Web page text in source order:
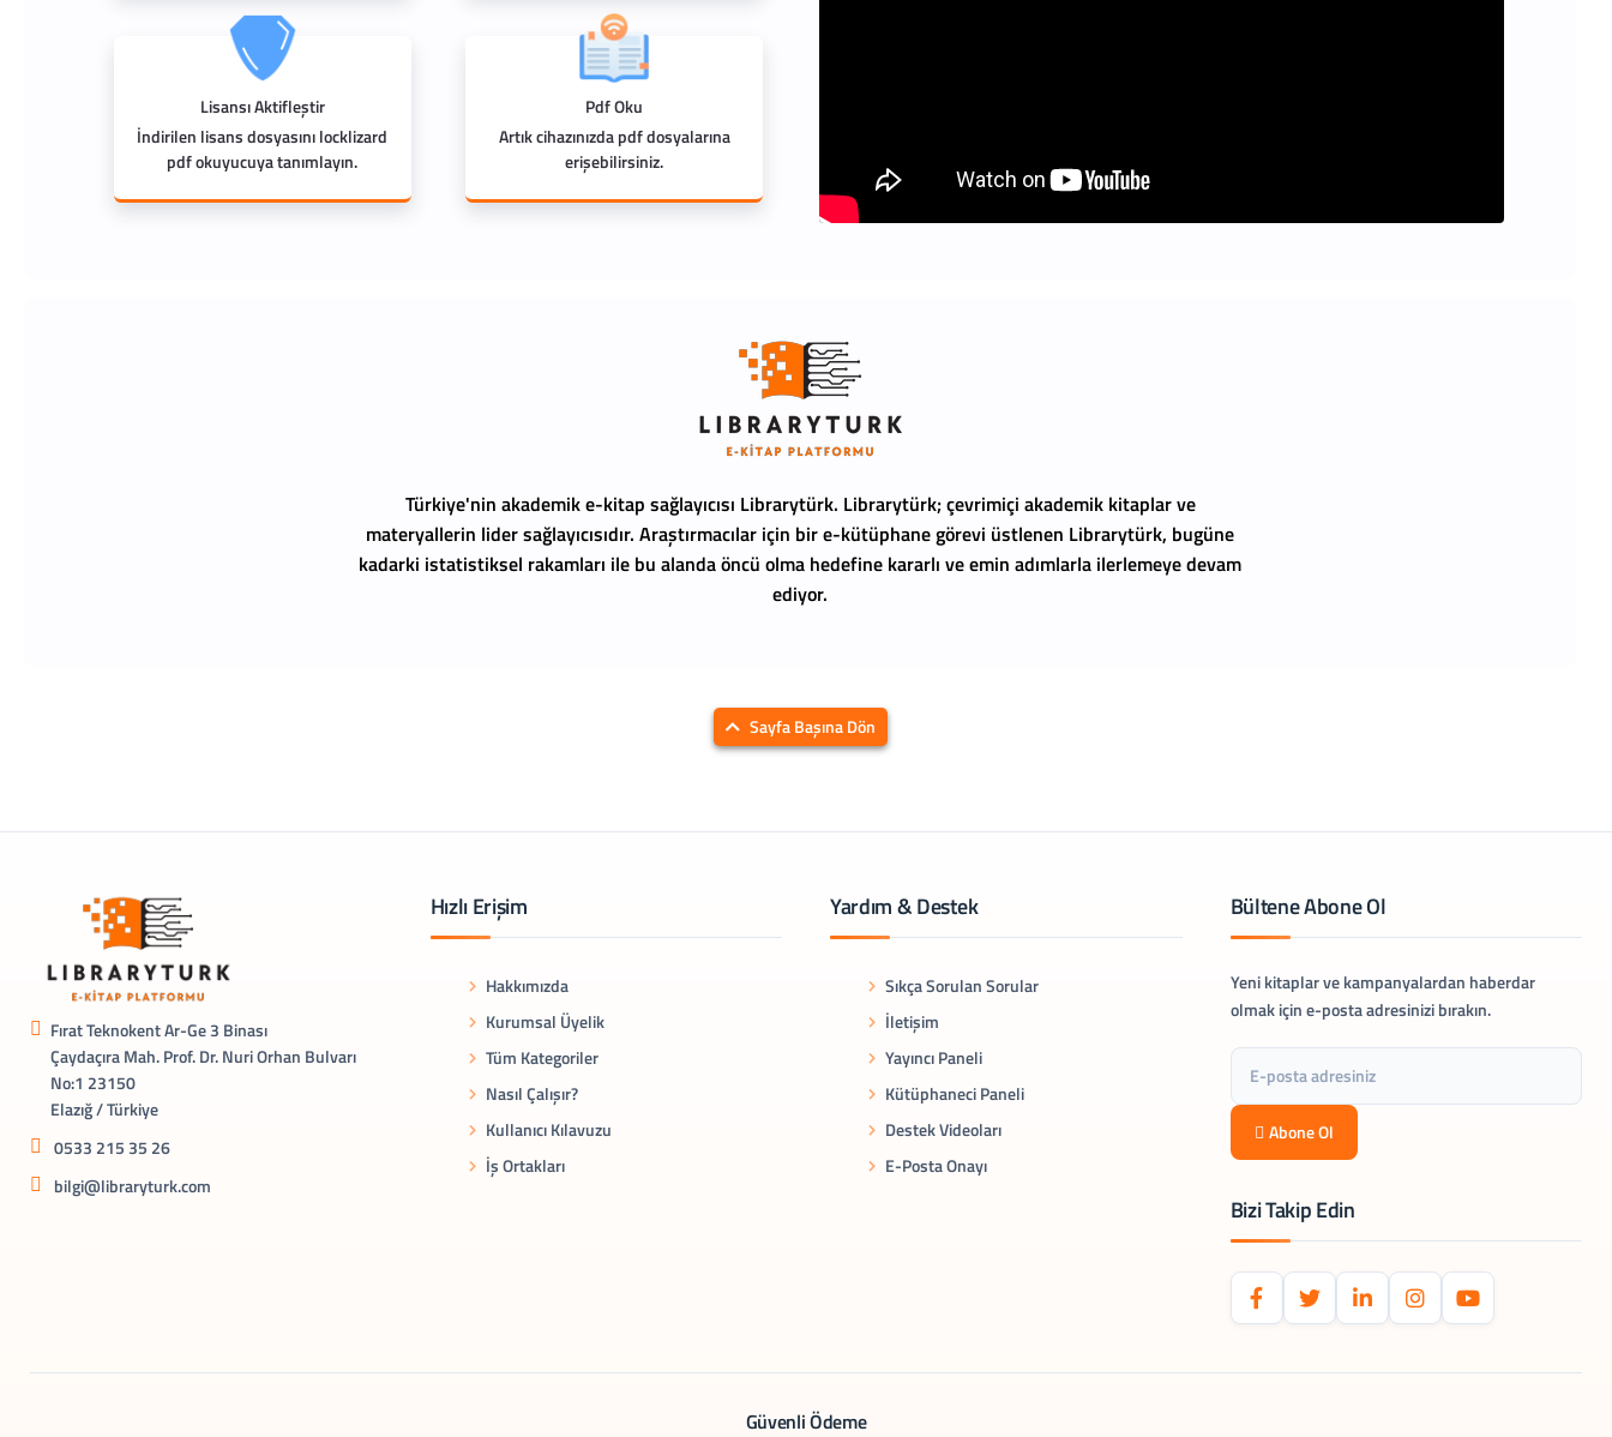
Lisansı Aktifleştir
İndirilen lisans dosyasını locklizard
pdf okuyucuya tanımlayın.
Pdf Oku
Artık cihazınızda pdf dosyalarına
erişebilirsiniz.
Türkiye'nin akademik e-kitap sağlayıcısı Librarytürk. Librarytürk; çevrimiçi akademik kitaplar ve
materyallerin lider sağlayıcısıdır. Araştırmacılar için bir e-kütüphane görevi üstlenen Librarytürk, bugüne
kadarki istatistiksel rakamları ile bu alanda öncü olma hedefine kararlı ve emin adımlarla ilerlemeye devam
ediyor.
Sayfa Başına Dön
Fırat Teknokent Ar-Ge 3 Binası
Çaydaçıra Mah. Prof. Dr. Nuri Orhan Bulvarı
No:1 23150
Elazığ / Türkiye
0533 215 35 26
bilgi@libraryturk.com
Hızlı Erişim
Hakkımızda
Kurumsal Üyelik
Tüm Kategoriler
Nasıl Çalışır?
Kullanıcı Kılavuzu
İş Ortakları
Yardım & Destek
Sıkça Sorulan Sorular
İletişim
Yayıncı Paneli
Kütüphaneci Paneli
Destek Videoları
E-Posta Onayı
Bültene Abone Ol
Yeni kitaplar ve kampanyalardan haberdar
olmak için e-posta adresinizi bırakın.
Abone Ol
Bizi Takip Edin
Güvenli Ödeme